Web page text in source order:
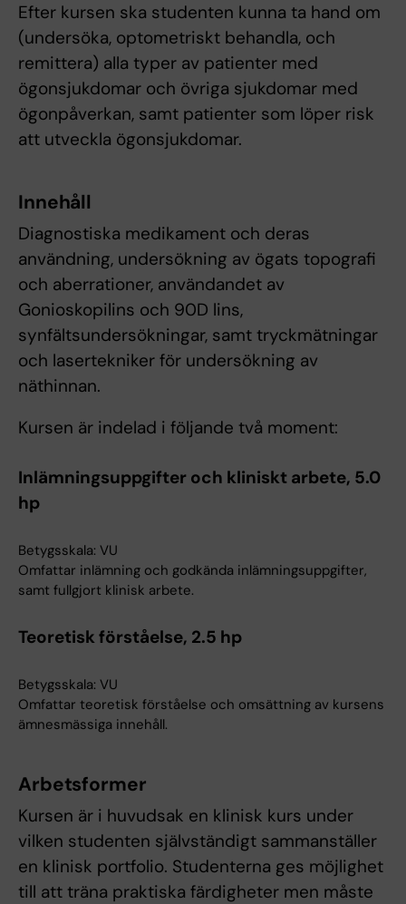
Efter kursen ska studenten kunna ta hand om
(undersöka, optometriskt behandla, och
remittera) alla typer av patienter med
ögonsjukdomar och övriga sjukdomar med
ögonpåverkan, samt patienter som löper risk
att utveckla ögonsjukdomar.
Innehåll
Diagnostiska medikament och deras
användning, undersökning av ögats topografi
och aberrationer, användandet av
Gonioskopilins och 90D lins,
synfältsundersökningar, samt tryckmätningar
och lasertekniker för undersökning av
näthinnan.
Kursen är indelad i följande två moment:
Inlämningsuppgifter och kliniskt arbete, 5.0
hp
Betygsskala: VU
Omfattar inlämning och godkända inlämningsuppgifter,
samt fullgjort klinisk arbete.
Teoretisk förståelse, 2.5 hp
Betygsskala: VU
Omfattar teoretisk förståelse och omsättning av kursens
ämnesmässiga innehåll.
Arbetsformer
Kursen är i huvudsak en klinisk kurs under
vilken studenten självständigt sammanställer
en klinisk portfolio. Studenterna ges möjlighet
till att träna praktiska färdigheter men måste